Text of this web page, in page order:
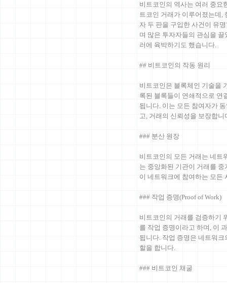
비트코인의 역사는 여러 중요
트코인 거래가 이루어졌는데,
자 두 판을 구입한 사건이 유
며 많은 투자자들의 관심을
러에 육박하기도 했습니다.
## 비트코인의 작동 원리
비트코인은 블록체인 기술을
록된 블록들이 연쇄적으로 연
됩니다. 이는 모든 참여자가
고, 거래의 신뢰성을 보장합
### 분산 원장
비트코인의 모든 거래는 네트
는 중앙화된 기관이 거래를
이 네트워크에 참여하는 모든
### 작업 증명(Proof of Work)
비트코인의 거래를 검증하기
를 작업 증명이라고 하며, 이
됩니다. 작업 증명은 네트워
할을 합니다.
### 비트코인 채굴